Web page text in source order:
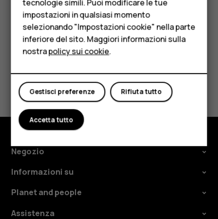
HMD Terra M
Per le imprese
Tablet
Negozio
Il mio account
Per rifiutare una chiamata, scorrere verso il basso.
Ti è stato d'aiuto?
Sì No
Negozio
Informazioni su
Planet and people
Assistenza
tecnologie simili. Puoi modificare le tue
impostazioni in qualsiasi momento
selezionando "Impostazioni cookie" nella parte
inferiore del sito. Maggiori informazioni sulla
nostrapolicy sui cookie.
Rifiuta tutto
Gestisci preferenze
Accetta tutto